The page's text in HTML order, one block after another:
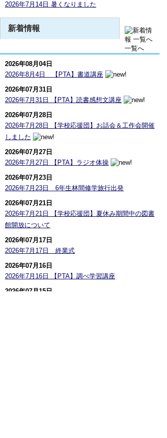
2026年7月14日 暑くなりました
新着情報
一覧へ
2026年08月04日
2026年8月4日 【PTA】書道講座
2026年07月31日
2026年7月31日 【PTA】読書感想文講座
2026年07月28日
2026年7月28日 【学校応援団】お話会＆工作会開催
しました
2026年07月27日
2026年7月27日 【PTA】ラジオ体操
2026年07月23日
2026年7月23日 6年生林間修学旅行出発
2026年07月21日
2026年7月21日 【学校応援団】夏休み期間中の図書
館開放について
2026年07月17日
2026年7月17日 終業式
2026年07月16日
2026年7月16日 【PTA】調べ学習講座
2026年07月15日